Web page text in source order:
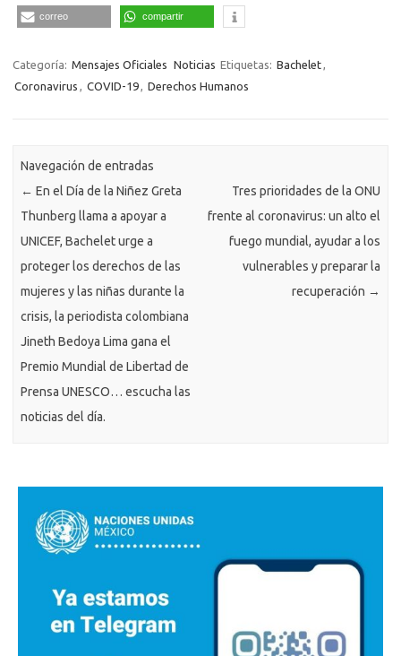
correo compartir
Categoría: Mensajes Oficiales Noticias Etiquetas: Bachelet
Coronavirus
COVID-19 Derechos Humanos
Navegación de entradas
← En el Día de la Niñez Greta
Thunberg llama a apoyar a
UNICEF, Bachelet urge a
proteger los derechos de las
mujeres y las niñas durante la
crisis, la periodista colombiana
Jineth Bedoya Lima gana el
Premio Mundial de Libertad de
Prensa UNESCO… escucha las
noticias del día.
Tres prioridades de la ONU
frente al coronavirus: un alto el
fuego mundial, ayudar a los
vulnerables y preparar la
recuperación →